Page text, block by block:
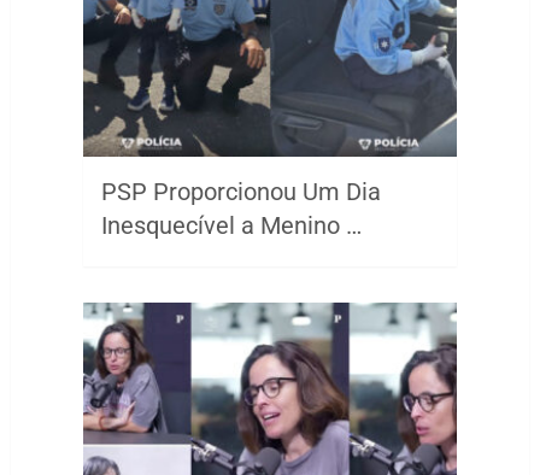
PSP Proporcionou Um Dia
Inesquecível a Menino …